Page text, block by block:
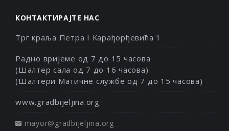
КОНТАКТИРАЈТЕ НАС
Трг краља Петра I Карађорђевића 1
Радно вријеме од 7 до 15 часова
(Шалтер сала од 7 до 16 часова)
(Шалтери Матичне службе од 7 до 15 часова)
www.gradbijeljina.org
mayor@gradbijeljina.org